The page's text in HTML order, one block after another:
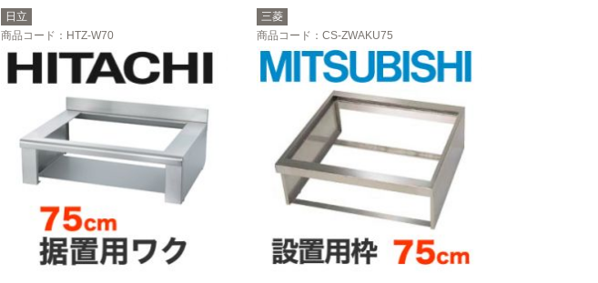
日立
商品コード ：HTZ-W70
三菱
商品コード ：CS-ZWAKU75